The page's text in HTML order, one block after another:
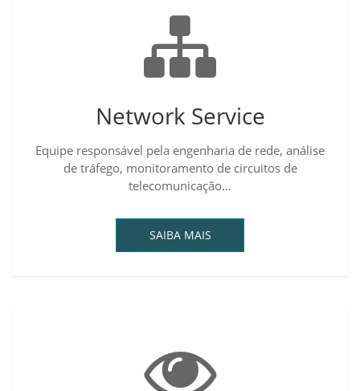
Network Service
Equipe responsável pela engenharia de rede, análise
de tráfego, monitoramento de circuitos de
telecomunicação...
SAIBA MAIS